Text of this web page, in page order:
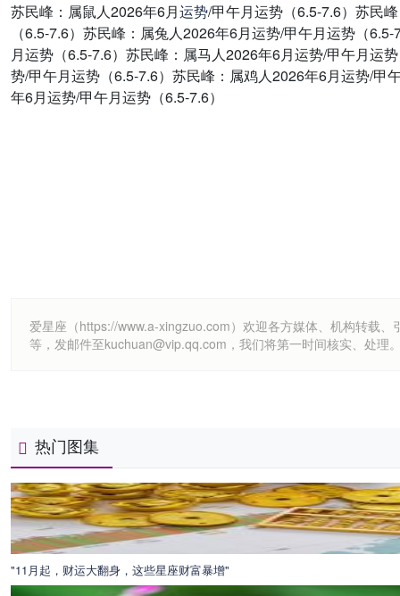
苏民峰：属鼠人2026年6月运势/甲午月运势（6.5-7.6）苏民
（6.5-7.6）苏民峰：属兔人2026年6月运势/甲午月运势（
月运势（6.5-7.6）苏民峰：属马人2026年6月运势/甲午月运
势/甲午月运势（6.5-7.6）苏民峰：属鸡人2026年6月运势/
年6月运势/甲午月运势（6.5-7.6）
爱星座（https://www.a-xingzuo.com）欢迎各方媒体、机构转载
等，发邮件至kuchuan@vip.qq.com，我们将第一时间核实、处理
热门图集
"11月起，财运大翻身，这些星座财富暴增"